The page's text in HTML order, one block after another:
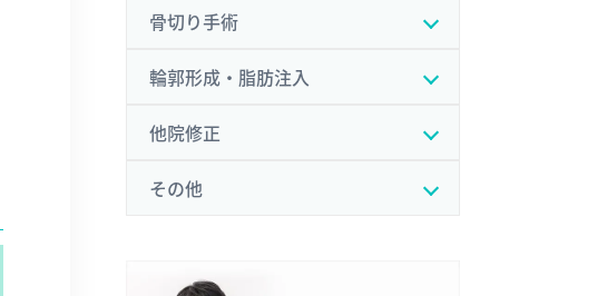
骨切り手術
輪郭形成・脂肪注入
他院修正
その他